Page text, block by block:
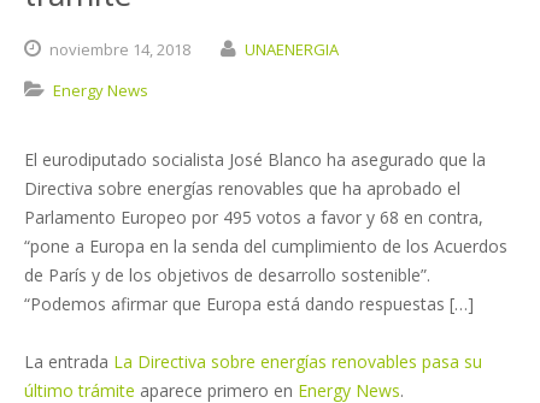
noviembre 14,2018
UNAENERGIA
Energy News
El eurodiputado socialista José Blanco ha asegurado que la
Directiva sobre energías renovables que ha aprobado el
Parlamento Europeo por 495 votos a favor y 68 en contra,
“pone a Europa en la senda del cumplimiento de los Acuerdos
de París y de los objetivos de desarrollo sostenible”.
“Podemos afirmar que Europa está dando respuestas […]
La entrada La Directiva sobre energías renovables pasa su
último trámite aparece primero en Energy News.